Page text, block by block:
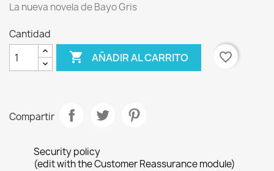
La nueva novela de Bayo Gris
Cantidad
 AÑADIR AL CARRITO favorite_border
Compartir
Security policy
(edit with the Customer Reassurance module)